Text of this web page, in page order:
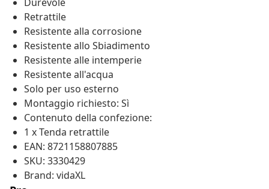
Retrattile
Resistente alla corrosione
Resistente allo Sbiadimento
Resistente alle intemperie
Resistente all'acqua
Solo per uso esterno
Montaggio richiesto: Sì
Contenuto della confezione:
1 x Tenda retrattile
EAN: 8721158807885
SKU: 3330429
Brand: vidaXL